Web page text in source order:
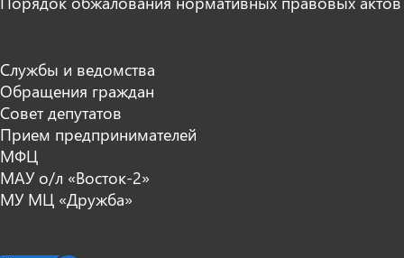
Службы и ведомства
Обращения граждан
Совет депутатов
Прием предпринимателей
МФЦ
МАУ о/л «Восток-2»
МУ МЦ «Дружба»